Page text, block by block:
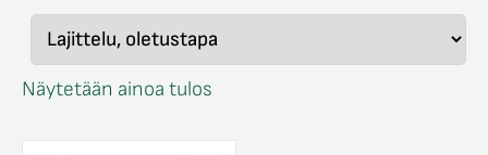
Näytetään ainoa tulos